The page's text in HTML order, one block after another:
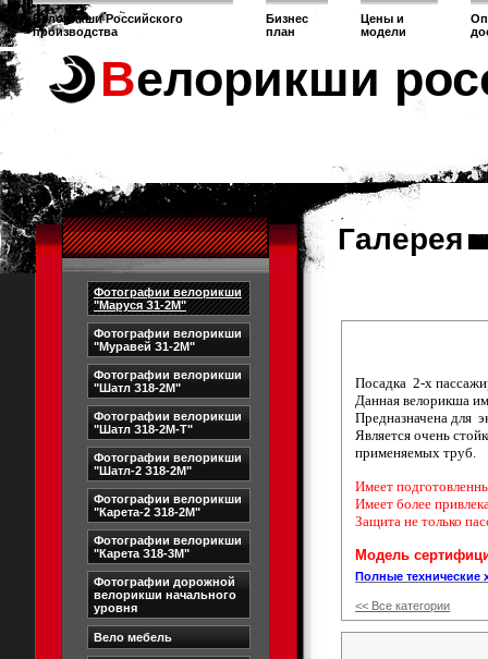
Велорикши Российского
производства
Бизнес
план
Цены и
модели
Велорикши
Фотографии велорикши
"Маруся З1-2М"
Фотографии велорикши
"Муравей З1-2М"
Фотографии велорикши
"Шатл З18-2М"
Фотографии велорикши
"Шатл З18-2М-Т"
Фотографии велорикши
"Шатл-2 З18-2М"
Фотографии велорикши
"Карета-2 З18-2М"
Фотографии велорикши
"Карета З18-3М"
Фотографии дорожной
велорикши начального
уровня
Вело мебель
Галерея
Посадка 2-х
Данная велорикша
Предназначена для
Является очень
применяемых труб.
Имеет
Имеет более
Защита не только
Модель
Полные технические
<< Все категории